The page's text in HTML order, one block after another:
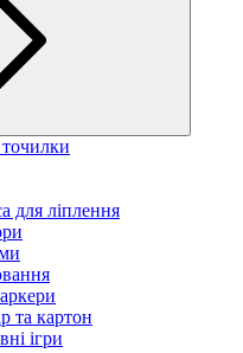
для ліплення
та картон
ігри